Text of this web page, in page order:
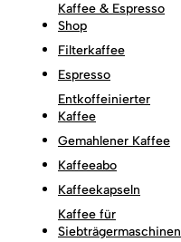
Kaffee & Espresso
Shop
Filterkaffee
Espresso
Entkoffeinierter
Kaffee
Gemahlener Kaffee
Kaffeeabo
Kaffeekapseln
Kaffee für
Siebträgermaschinen